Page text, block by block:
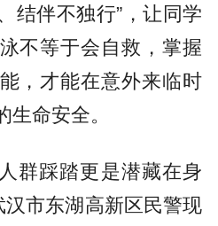
结伴不独行”，让同学
不等于会自救，掌握
，才能在意外来临时
命安全。
群踩踏更是潜藏在身
汉市东湖高新区民警现